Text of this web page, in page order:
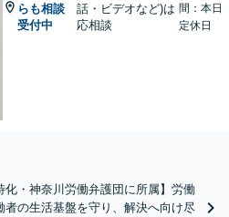
らも相談
受付中
話・ビデオなど)は
応相談
間：本日
定休日
化・神奈川労働弁護団に所属】労働
者の生活基盤を守り、解決へ向け尽